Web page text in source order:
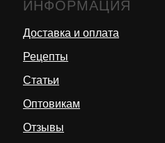
ИНФОРМАЦИЯ
Доставка и оплата
Рецепты
Статьи
Оптовикам
Отзывы